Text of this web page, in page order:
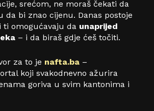
srećom, ne moraš čekati da
da bi znao cijenu. Danas postoje
omogućavaju da unaprijed
– i da biraš gdje ćeš točiti.
za to je nafta.ba –
koji svakodnevno ažurira
goriva u svim kantonima i